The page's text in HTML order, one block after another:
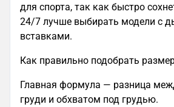
для спорта, так как быстро
24/7 лучше выбирать модели с
вставками.
Как правильно подобрать
Главная формула — разница
груди и обхватом под грудью.